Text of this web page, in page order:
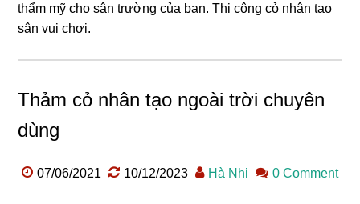
thẩm mỹ cho sân trường của bạn. Thi công cỏ nhân tạo
sân vui chơi.
Thảm cỏ nhân tạo ngoài trời chuyên
dùng
07/06/2021 10/12/2023 Hà Nhi 0 Comment